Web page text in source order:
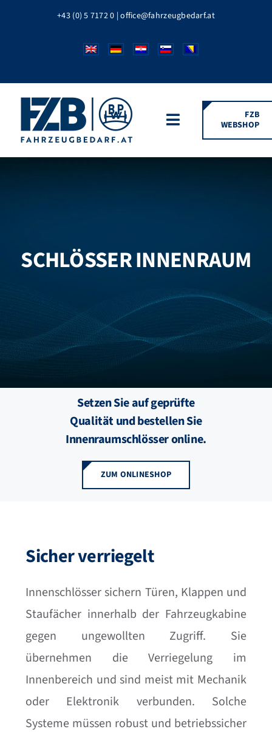
+43 (0) 5 7172 0 |office@fahrzeugbedarf.at
Toggle
Navigation
BPW MARKEN
STANDORTE
FZB
WEBSHOP
SCHLÖSSER INNENRAUM
Setzen Sie auf geprüfte
Qualität und bestellen Sie
Innenraumschlösser online.
ZUM ONLINESHOP
Sicher verriegelt
Innenschlösser sichern Türen, Klappen und
Staufächer innerhalb der Fahrzeugkabine
gegen ungewollten Zugriff. Sie
übernehmen die Verriegelung im
Innenbereich und sind meist mit Mechanik
oder Elektronik verbunden. Solche
Systeme müssen robust und betriebssicher